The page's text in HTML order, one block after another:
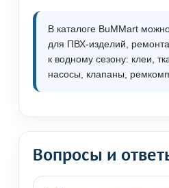
В каталоге BuMMart
для ПВХ-изделий,
к водному сезону: клеи,
насосы, клапаны,
Вопросы и